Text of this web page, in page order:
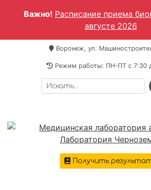
Важно! Расписание приема
августе 2026
Воронеж, ул.
Режим работы: ПН-ПТ c 7:30
Получить